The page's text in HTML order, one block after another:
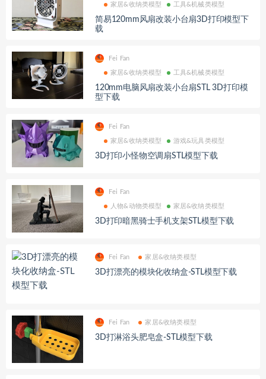
家居&收纳类模型 工具&机械类模型
简易120mm风扇改装小台扇3D打印模型下
载
Fei Fan
家居&收纳类模型 工具&机械类模型
120mm电脑风扇改装小台扇STL 3D打印模
型下载
Fei Fan
家居&收纳类模型 游戏&玩具类模型
3D打印小怪物空调扇STL模型下载
Fei Fan
人物&动物类模型 家居&收纳类模型
3D打印暗黑骑士手机支架STL模型下载
Fei Fan 家居&收纳类模型
3D打漂亮的模块化收纳盒-STL模型下载
Fei Fan 家居&收纳类模型
3D打淋浴头肥皂盒-STL模型下载